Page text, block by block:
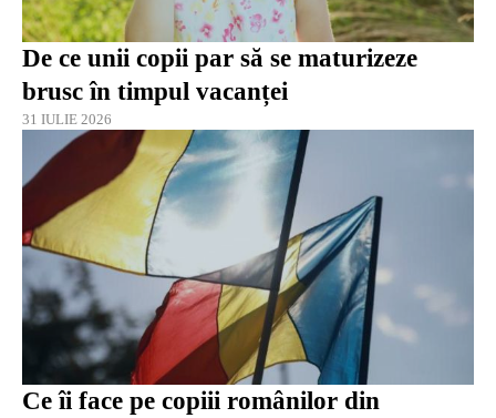
De ce unii copii par să se maturizeze
brusc în timpul vacanței
31 IULIE 2026
Ce îi face pe copiii românilor din